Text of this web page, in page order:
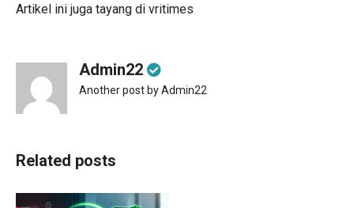
Artikel ini juga tayang di vritimes
Admin22
Another post by Admin22
Related posts